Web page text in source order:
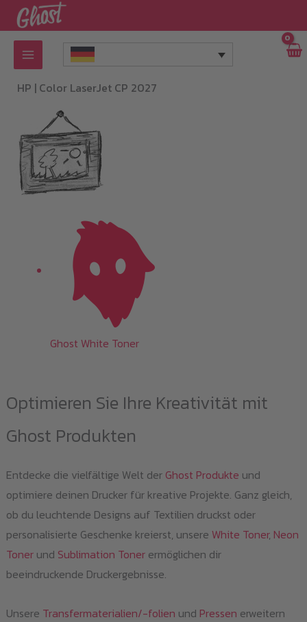
Zum
Inhalt
springen
HP | Color LaserJet CP 2027
Ghost White Toner
Optimieren Sie Ihre Kreativität mit
Ghost Produkten
Entdecke die vielfältige Welt der Ghost Produkte und
optimiere deinen Drucker für kreative Projekte. Ganz gleich,
ob du leuchtende Designs auf Textilien druckst oder
personalisierte Geschenke kreierst, unsere White Toner, Neon
Tonerund Sublimation Tonerermöglichen dir
beeindruckende Druckergebnisse.
Unsere Transfermaterialien/-folien und Pressen erweitern